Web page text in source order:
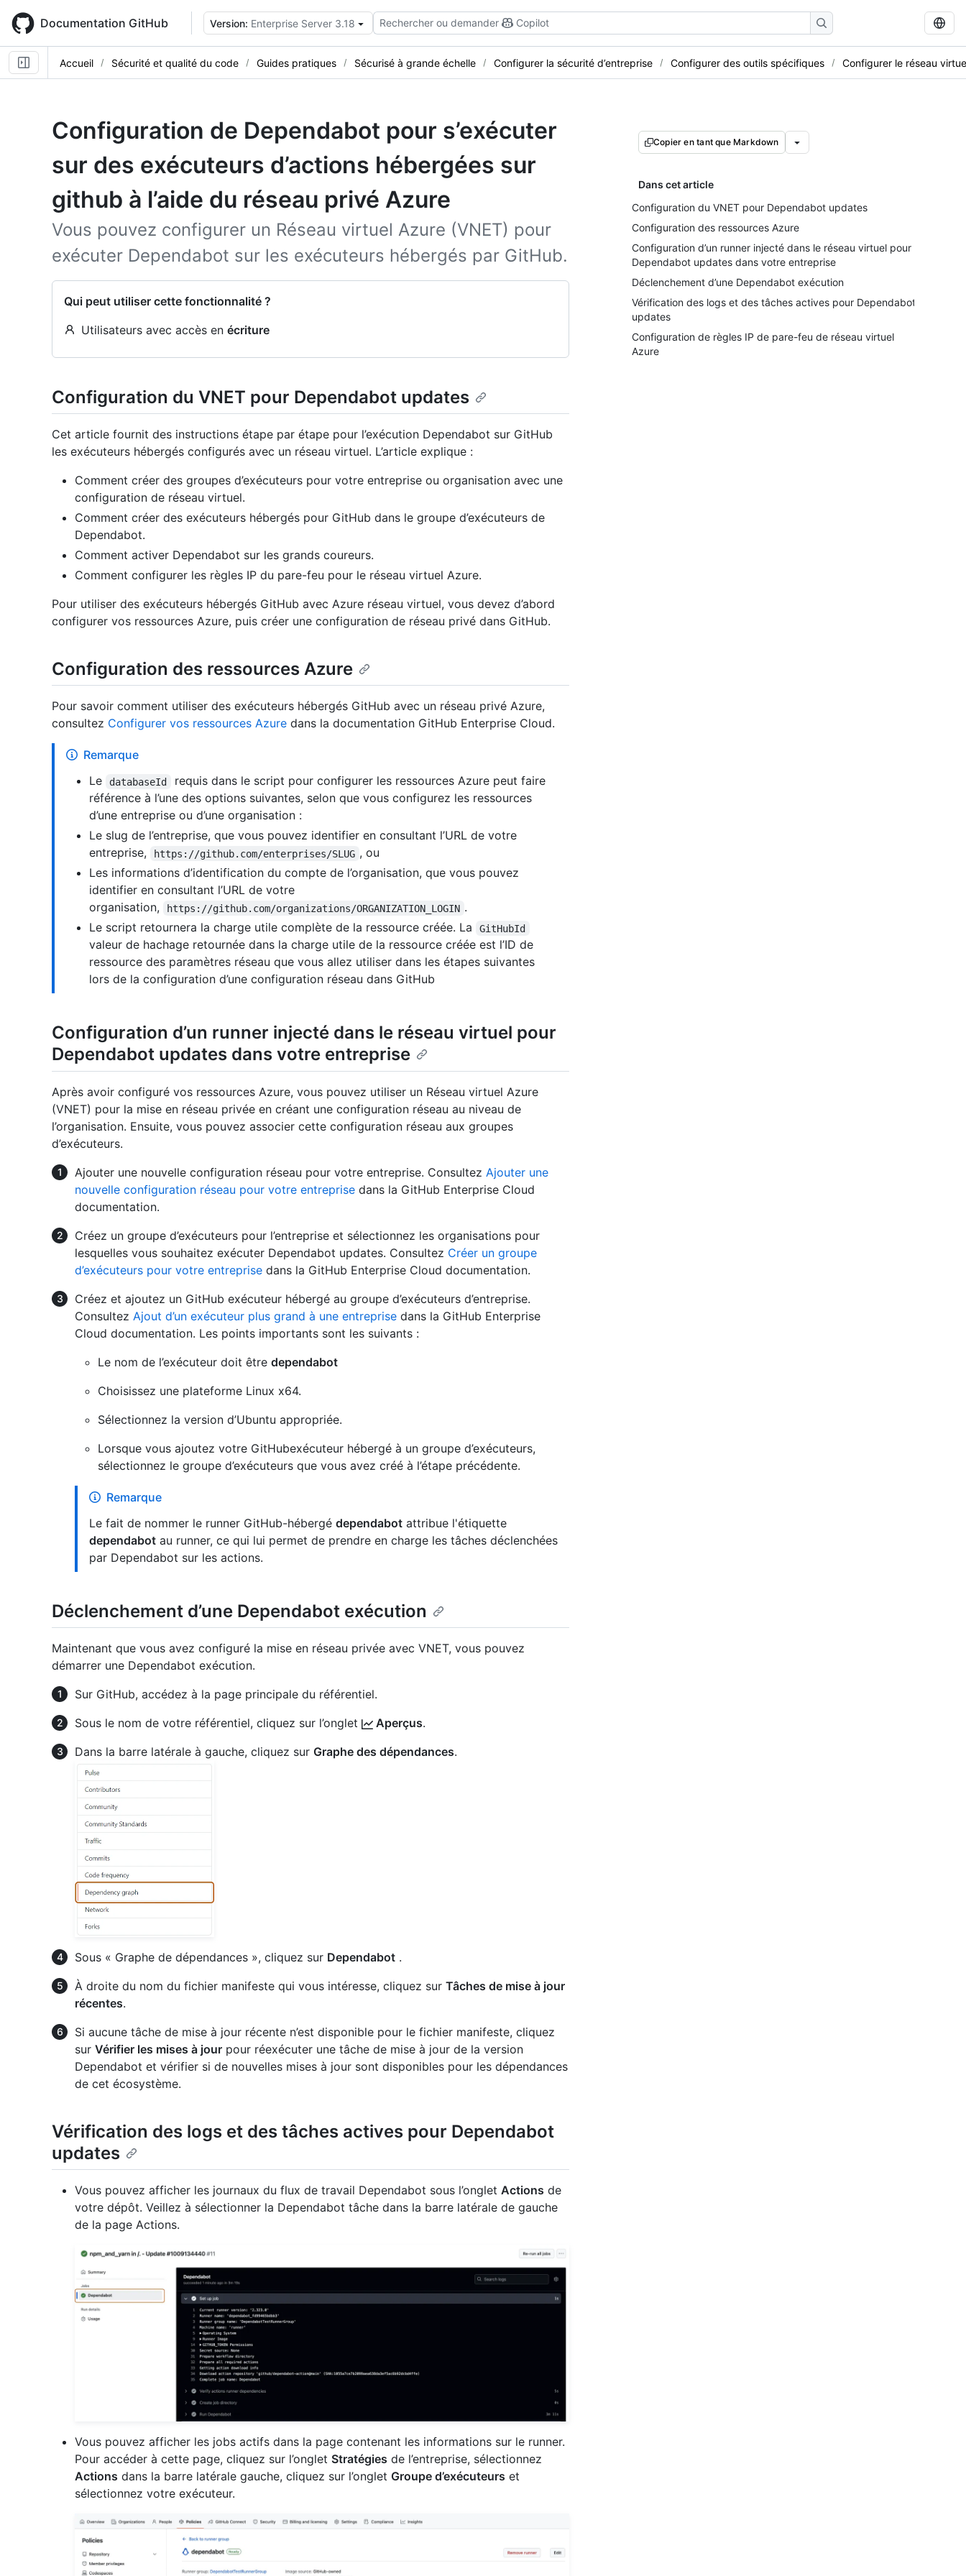
main
content
Documentation GitHub Version: Enterprise Server 3.18 Rechercher ou demander Copilot
Accueil Sécurité et qualité du code Guides pratiques Sécurisé à grande échelle Configurer la sécurité d’entreprise Configurer des outils spécifiques Configurer le réseau
Configuration de Dependabot pour s’exécuter
sur des exécuteurs d’actions hébergées sur
github à l’aide du réseau privé Azure
Vous pouvez configurer un Réseau virtuel Azure (VNET) pour
exécuter Dependabot sur les exécuteurs hébergés par GitHub.
Qui peut utiliser cette fonctionnalité ?
Utilisateurs avec accès en écriture
Copier en tant que Markdown
Dans cet article
Configuration du VNET pour Dependabot updates
Configuration des ressources Azure
Configuration d’un runner injecté dans le réseau virtuel pour
Dependabot updates dans votre entreprise
Déclenchement d’une Dependabot exécution
Vérification des logs et des tâches actives pour Dependabot
updates
Configuration de règles IP de pare-feu de réseau virtuel
Azure
Configuration du VNET pour Dependabot updates
Cet article fournit des instructions étape par étape pour l’exécution Dependabot sur GitHub
les exécuteurs hébergés configurés avec un réseau virtuel. L’article explique :
Comment créer des groupes d’exécuteurs pour votre entreprise ou organisation avec une
configuration de réseau virtuel.
Comment créer des exécuteurs hébergés pour GitHub dans le groupe d’exécuteurs de
Dependabot.
Comment activer Dependabot sur les grands coureurs.
Comment configurer les règles IP du pare-feu pour le réseau virtuel Azure.
Pour utiliser des exécuteurs hébergés GitHub avec Azure réseau virtuel, vous devez d’abord
configurer vos ressources Azure, puis créer une configuration de réseau privé dans GitHub.
Configuration des ressources Azure
Pour savoir comment utiliser des exécuteurs hébergés GitHub avec un réseau privé Azure,
consultez Configurer vos ressources Azure dans la documentation GitHub Enterprise Cloud.
Remarque
Le
databaseId
requis dans le script pour configurer les ressources Azure peut faire
référence à l’une des options suivantes, selon que vous configurez les ressources
d’une entreprise ou d’une organisation :
Le slug de l’entreprise, que vous pouvez identifier en consultant l’URL de votre
entreprise,
https://github.com/enterprises/SLUG , ou
Les informations d’identification du compte de l’organisation, que vous pouvez
identifier en consultant l’URL de votre
organisation,
https://github.com/organizations/ORGANIZATION_LOGIN .
Le script retournera la charge utile complète de la ressource créée. La
GitHubId
valeur de hachage retournée dans la charge utile de la ressource créée est l’ID de
ressource des paramètres réseau que vous allez utiliser dans les étapes suivantes
lors de la configuration d’une configuration réseau dans GitHub
Configuration d’un runner injecté dans le réseau virtuel pour
Dependabot updates dans votre entreprise
Après avoir configuré vos ressources Azure, vous pouvez utiliser un Réseau virtuel Azure
(VNET) pour la mise en réseau privée en créant une configuration réseau au niveau de
l’organisation. Ensuite, vous pouvez associer cette configuration réseau aux groupes
d’exécuteurs.
Ajouter une nouvelle configuration réseau pour votre entreprise. Consultez Ajouter une
nouvelle configuration réseau pour votre entreprise dans la GitHub Enterprise Cloud
documentation.
Créez un groupe d’exécuteurs pour l’entreprise et sélectionnez les organisations pour
lesquelles vous souhaitez exécuter Dependabot updates. Consultez Créer un groupe
d’exécuteurs pour votre entreprise dans la GitHub Enterprise Cloud documentation.
Créez et ajoutez un GitHub exécuteur hébergé au groupe d’exécuteurs d’entreprise.
Consultez Ajout d’un exécuteur plus grand à une entreprise dans la GitHub Enterprise
Cloud documentation. Les points importants sont les suivants :
Le nom de l’exécuteur doit être dependabot
Choisissez une plateforme Linux x64.
Sélectionnez la version d’Ubuntu appropriée.
Lorsque vous ajoutez votre GitHubexécuteur hébergé à un groupe d’exécuteurs,
sélectionnez le groupe d’exécuteurs que vous avez créé à l’étape précédente.
Remarque
Le fait de nommer le runner GitHub-hébergé dependabot attribue l'étiquette
dependabot au runner, ce qui lui permet de prendre en charge les tâches déclenchées
par Dependabot sur les actions.
Déclenchement d’une Dependabot exécution
Maintenant que vous avez configuré la mise en réseau privée avec VNET, vous pouvez
démarrer une Dependabot exécution.
Sur GitHub, accédez à la page principale du référentiel.
Sous le nom de votre référentiel, cliquez sur l’onglet
Aperçus.
Dans la barre latérale à gauche, cliquez sur Graphe des dépendances.
Sous « Graphe de dépendances », cliquez sur Dependabot .
À droite du nom du fichier manifeste qui vous intéresse, cliquez sur Tâches de mise à jour
récentes.
Si aucune tâche de mise à jour récente n’est disponible pour le fichier manifeste, cliquez
sur Vérifier les mises à jour pour réexécuter une tâche de mise à jour de la version
Dependabot et vérifier si de nouvelles mises à jour sont disponibles pour les dépendances
de cet écosystème.
Vérification des logs et des tâches actives pour Dependabot
updates
Vous pouvez afficher les journaux du flux de travail Dependabot sous l’onglet Actions de
votre dépôt. Veillez à sélectionner la Dependabot tâche dans la barre latérale de gauche
de la page Actions.
Vous pouvez afficher les jobs actifs dans la page contenant les informations sur le runner.
Pour accéder à cette page, cliquez sur l’onglet Stratégies de l’entreprise, sélectionnez
Actions dans la barre latérale gauche, cliquez sur l’onglet Groupe d’exécuteurs et
sélectionnez votre exécuteur.